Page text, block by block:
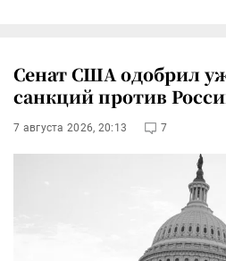
Сенат США одобрил
санкций против
7 августа 2026, 20:13 7